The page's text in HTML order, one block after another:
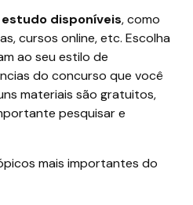
disponíveis, como
cursos online, etc. Escolha
ao seu estilo de
do concurso que você
materiais são gratuitos,
pesquisar e
mais importantes do